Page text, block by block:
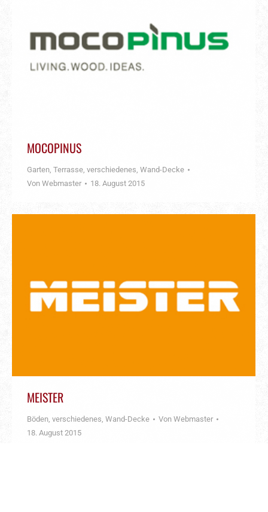
MOCOPINUS
Garten, Terrasse, verschiedenes, Wand-Decke
Von Webmaster 18. August 2015
MEISTER
Böden, verschiedenes, Wand-Decke Von Webmaster
18. August 2015